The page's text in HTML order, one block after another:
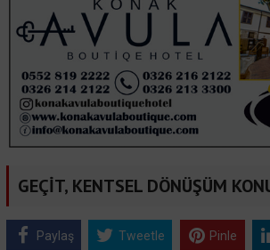
GEÇİT, KENTSEL DÖNÜŞÜM
Paylaş Tweetle Pinle